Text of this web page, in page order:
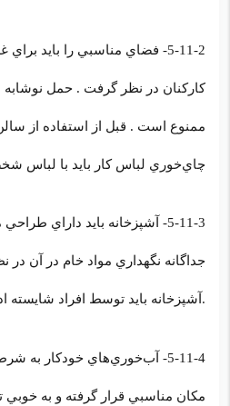
5-11-2- فضاي مناسبي را بايد
كاركنان در نظر گرفت . حمل نوشابه
ممنوع است . قبل از استفاده از
چاي‌خوري لباس كار بايد با لباس
5-11-3- آشپزخانه بايد داراي
جداگانه نگهداري مواد خام در آن در
.آشپزخانه بايد توسط افراد شايسته
5-11-4- آب‌خوري‌هاي خودكار به
مكان مناسبي قرار گرفته و به